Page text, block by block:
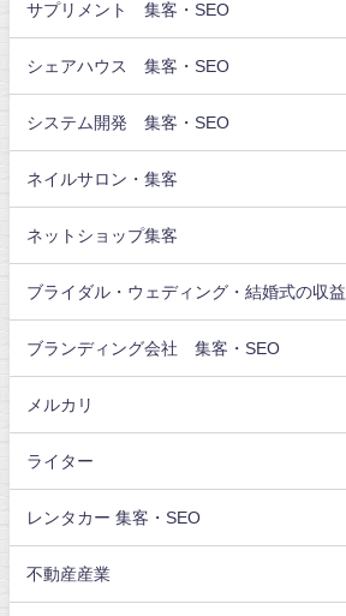
サプリメント 集客・SEO
シェアハウス 集客・SEO
システム開発 集客・SEO
ネイルサロン・集客
ネットショップ集客
ブライダル・ウェディング・結婚式の収益
ブランディング会社 集客・SEO
メルカリ
ライター
レンタカー 集客・SEO
不動産産業